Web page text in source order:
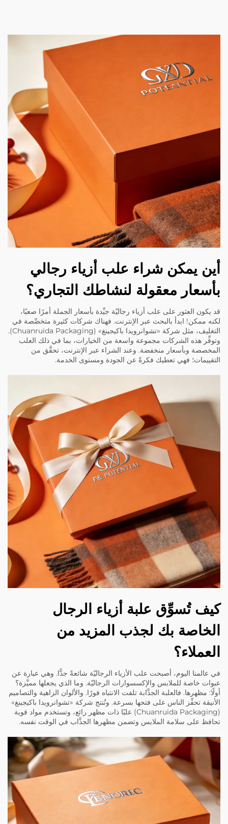
أين يمكن شراء علب أزياء رجالي
بأسعار معقولة لنشاطك التجاري؟
قد يكون العثور على علب أزياء رجاليّة جيِّدة بأسعار الجملة أمرًا صعبًا،
لكنه ممكن! ابدأ بالبحث عبر الإنترنت. فهناك شركات كثيرة متخصِّصة في
التغليف، مثل شركة «تشوانرويدا باكيجينغ» (Chuanruida Packaging).
وتوفِّر هذه الشركات مجموعة واسعة من الخيارات، بما في ذلك العلب
المخصصة وبأسعار منخفضة. وعند الشراء عبر الإنترنت، تحقَّق من
التقييمات؛ فهي تعطيك فكرةً عن الجودة ومستوى الخدمة.
كيف تُسوِّق علبة أزياء الرجال
الخاصة بك لجذب المزيد من
العملاء؟
في عالمنا اليوم، أصبحت علب الأزياء الرجاليّة شائعةً جدًّا. وهي عبارة عن
عبوات خاصة للملابس والإكسسوارات الرجاليّة. وما الذي يجعلها مميَّزة؟
أولًا: مظهرها. فالعلبة الجذَّابة تلفت الانتباه فورًا. والألوان الزاهية والتصاميم
الأنيقة تحفِّز الناس على فتحها بسرعة. وتُنتج شركة «تشوانرويدا باكيجينغ»
(Chuanruida Packaging) علبًا ذات مظهر رائع، وتستخدم مواد قوية
تحافظ على سلامة الملابس وتضمن مظهرها الجذَّاب في الوقت نفسه.